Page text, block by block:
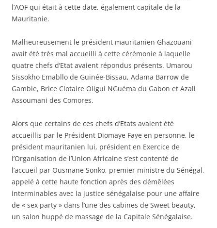
l’AOF qui était à cette date, également capitale de la
Mauritanie.
Malheureusement le président mauritanien Ghazouani
avait été très mal accueilli à cette cérémonie à laquelle
quatre chefs d’Etat avaient répondus présents. Umarou
Sissokho Emabllo de Guinée-Bissau, Adama Barrow de
Gambie, Brice Clotaire Oligui NGuéma du Gabon et Azali
Assoumani des Comores.
Alors que certains de ces chefs d’Etats avaient été
accueillis par le Président Diomaye Faye en personne, le
président mauritanien lui, président en Exercice de
l’Organisation de l’Union Africaine s’est contenté de
l’accueil par Ousmane Sonko, premier ministre du Sénégal,
appelé à cette haute fonction après des démêlées
interminables avec la justice sénégalaise pour une affaire
de « sex party » dans l’une des cabines de Sweet beauty,
un salon huppé de massage de la Capitale Sénégalaise.